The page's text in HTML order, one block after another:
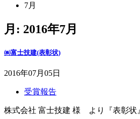
7月
月: 2016年7月
㈱富士技建(表彰状)
2016年07月05日
受賞報告
株式会社 富士技建 様 より『表彰状